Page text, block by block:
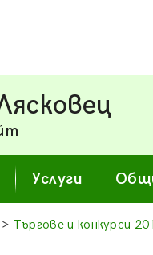
Услуги
Търгове и конкурси